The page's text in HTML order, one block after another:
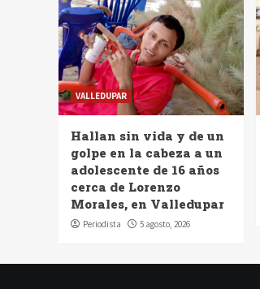
VALLEDUPAR
Hallan sin vida y de un
golpe en la cabeza a un
adolescente de 16 años
cerca de Lorenzo
Morales, en Valledupar
Periodista 5 agosto, 2026